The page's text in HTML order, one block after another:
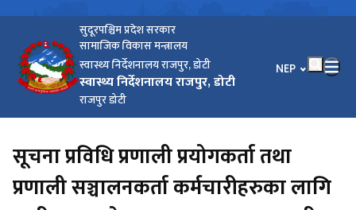
सुदूरपश्चिम प्रदेश सरकार
सामाजिक विकास मन्त्रालय
स्वास्थ्य निर्देशनालय राजपुर, डोटी
स्वास्थ्य निर्देशनालय राजपुर, डोटी
राजपुर डोटी
भाषा चयन गर्नुहोस्
NEP
सूचना प्रविधि प्रणाली प्रयोगकर्ता तथा
प्रणाली सञ्चालनकर्ता कर्मचारीहरुका लागि